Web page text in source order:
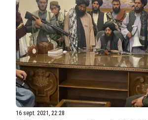
16 sept. 2021, 22:28